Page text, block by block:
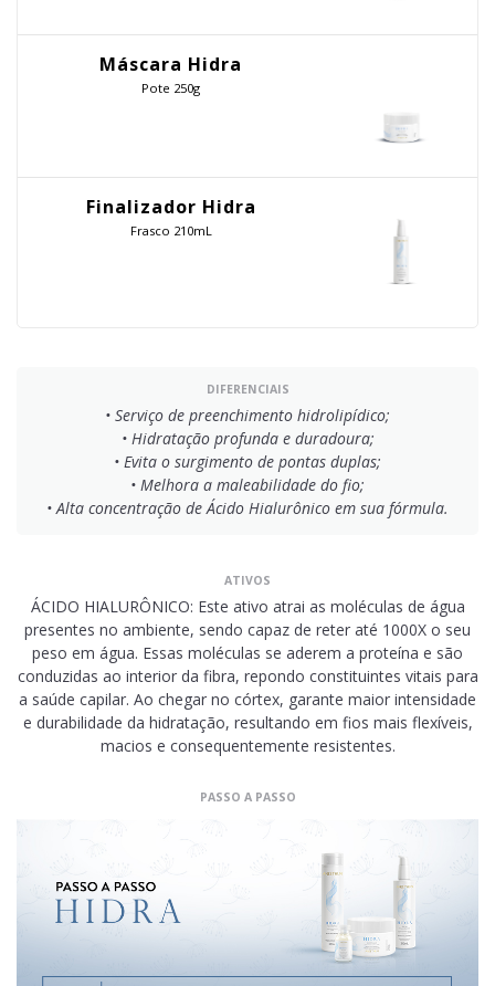
Máscara Hidra
Pote 250g
Finalizador Hidra
Frasco 210mL
DIFERENCIAIS
• Serviço de preenchimento hidrolipídico;
• Hidratação profunda e duradoura;
• Evita o surgimento de pontas duplas;
• Melhora a maleabilidade do fio;
• Alta concentração de Ácido Hialurônico em sua fórmula.
ATIVOS
ÁCIDO HIALURÔNICO: Este ativo atrai as moléculas de água
presentes no ambiente, sendo capaz de reter até 1000X o seu
peso em água. Essas moléculas se aderem a proteína e são
conduzidas ao interior da fibra, repondo constituintes vitais para
a saúde capilar. Ao chegar no córtex, garante maior intensidade
e durabilidade da hidratação, resultando em fios mais flexíveis,
macios e consequentemente resistentes.
PASSO A PASSO